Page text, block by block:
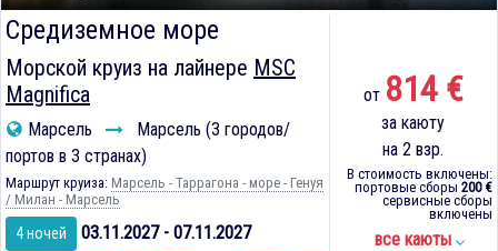
Средиземное море
Морской круиз на лайнере MSC
Magnifica
Марсель
Марсель (3 городов/
портов в 3 странах)
Маршрут круиза: Марсель - Таррагона - море - Генуя
/ Милан - Марсель
4 ночей 03.11.2027 - 07.11.2027
от 814 €
за каюту
на 2 взр.
В стоимость включены:
портовые сборы 200 €
сервисные сборы
включены
все каюты